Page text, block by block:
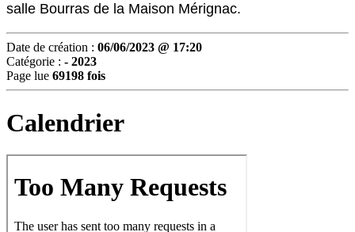
salle Bourras de la Maison Mérignac.
Date de création : 06/06/2023 @ 17:20
Catégorie : - 2023
Page lue 69198 fois
Calendrier